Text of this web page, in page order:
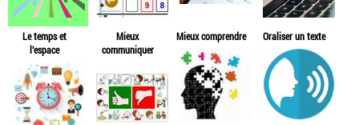
Le temps et
l'espace
Mieux
communiquer
Mieux comprendre Oraliser un texte